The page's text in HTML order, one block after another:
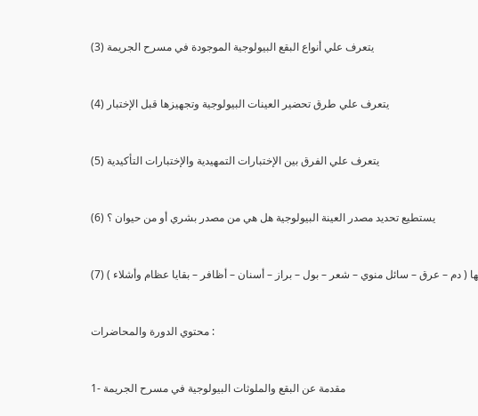
(3) يتعرف علي أنواع البقع البيولوجية الموجودة في مسرح الجريمة
(4) يتعرف علي طرق تحضير العينات البيولوجية وتجهيزها قبل الإختبار
(5) يتعرف علي الفرق بين الإختبارات التمهيدية والإختبارات التأكيدية
(6) يستطيع تحديد مصدر العينة البيولوجية هل هي من مصدر بشري أو من حيوان ؟
( دم – عرق – سائل منوي – شعر – بول – براز – أسنان – أظافر – بقايا عظام وأشلاء )
محتوي الدورة والمحاضرات :
1- مقدمة عن البقع والملوثات البيولوجية في مسرح الجريمة